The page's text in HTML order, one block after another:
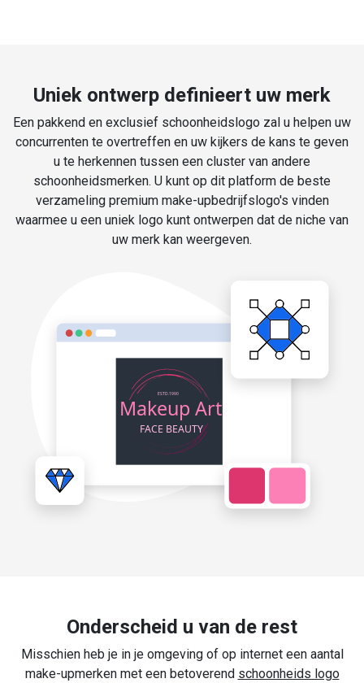
Uniek ontwerp definieert uw merk
Een pakkend en exclusief schoonheidslogo zal u helpen uw
concurrenten te overtreffen en uw kijkers de kans te geven
u te herkennen tussen een cluster van andere
schoonheidsmerken. U kunt op dit platform de beste
verzameling premium make-upbedrijfslogo's vinden
waarmee u een uniek logo kunt ontwerpen dat de niche van
uw merk kan weergeven.
Onderscheid u van de rest
Misschien heb je in je omgeving of op internet een aantal
make-upmerken met een betoverend schoonheids logo